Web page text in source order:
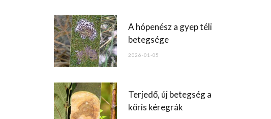
o
A hópenész a gyep téli
betegsége
2026-01-05
Terjedő, új betegség a
kőris kéregrák